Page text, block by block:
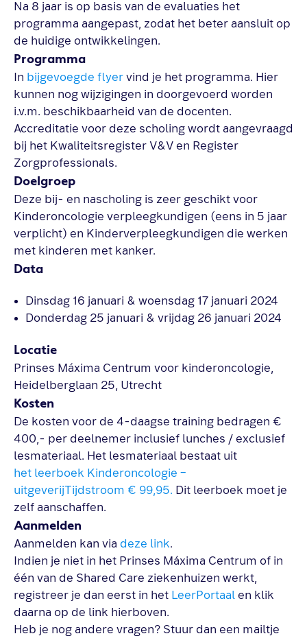
Na 8 jaar is op basis van de evaluaties het
programma aangepast, zodat het beter aansluit op
de huidige ontwikkelingen.
Programma
In bijgevoegde flyer vind je het programma. Hier
kunnen nog wijzigingen in doorgevoerd worden
i.v.m. beschikbaarheid van de docenten.
Accreditatie voor deze scholing wordt aangevraagd
bij het Kwaliteitsregister V&V en Register
Zorgprofessionals.
Doelgroep
Deze bij- en nascholing is zeer geschikt voor
Kinderoncologie verpleegkundigen (eens in 5 jaar
verplicht) en Kinderverpleegkundigen die werken
met kinderen met kanker.
Data
Dinsdag 16 januari & woensdag 17 januari 2024
Donderdag 25 januari & vrijdag 26 januari 2024
Locatie
Prinses Máxima Centrum voor kinderoncologie,
Heidelberglaan 25, Utrecht
Kosten
De kosten voor de 4-daagse training bedragen €
400,- per deelnemer inclusief lunches / exclusief
lesmateriaal. Het lesmateriaal bestaat uit
het leerboek Kinderoncologie –
uitgeverijTijdstroom € 99,95. Dit leerboek moet je
zelf aanschaffen.
Aanmelden
Aanmelden kan via deze link.
Indien je niet in het Prinses Máxima Centrum of in
één van de Shared Care ziekenhuizen werkt,
registreer je dan eerst in het LeerPortaal en klik
daarna op de link hierboven.
Heb je nog andere vragen? Stuur dan een mailtje